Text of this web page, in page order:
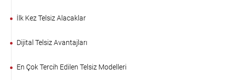
İlk Kez Telsiz Alacaklar
Dijital Telsiz Avantajları
En Çok Tercih Edilen Telsiz Modelleri